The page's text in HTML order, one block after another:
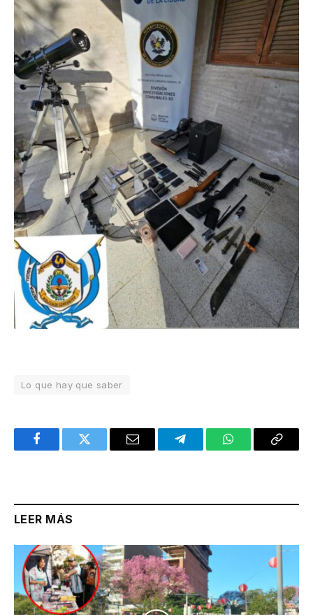
Lo que hay que saber
FacebookTwitter Email TelegramWhatsAppCopy
LEER MÁS